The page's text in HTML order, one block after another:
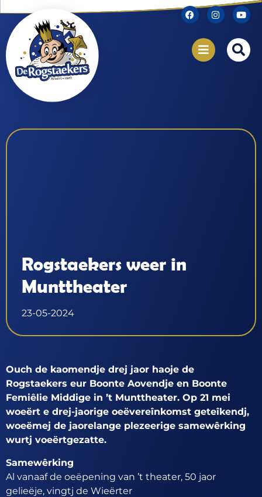
Rogstaekers weer in
Munttheater
23-05-2024
Ouch de kaomendje drej jaor haoje de
Rogstaekers eur Boonte Aovendje en Boonte
Femiêlie Middige in ’t Munttheater. Op 21 mei
woeërt e drej-jaorige oeëvereînkomst geteîkendj,
woeëmej de jaorelange plezeerige samewêrking
wurtj voeërtgezatte.
Samewêrking
Al vanaaf de oeëpening van ’t theater, 50 jaor
gelieëje, vingtj de Wieërter